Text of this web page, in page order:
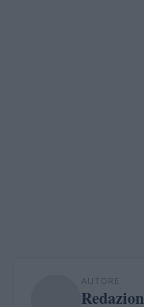
AUTORE